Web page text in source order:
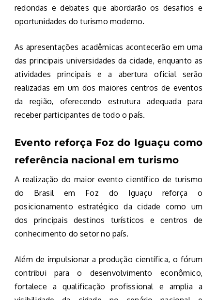
redondas e debates que abordarão os desafios e
oportunidades do turismo moderno.
As apresentações acadêmicas acontecerão em uma
das principais universidades da cidade, enquanto as
atividades principais e a abertura oficial serão
realizadas em um dos maiores centros de eventos
da região, oferecendo estrutura adequada para
receber participantes de todo o país.
Evento reforça Foz do Iguaçu como
referência nacional em turismo
A realização do maior evento científico de turismo
do Brasil em Foz do Iguaçu reforça o
posicionamento estratégico da cidade como um
dos principais destinos turísticos e centros de
conhecimento do setor no país.
Além de impulsionar a produção científica, o fórum
contribui para o desenvolvimento econômico,
fortalece a qualificação profissional e amplia a